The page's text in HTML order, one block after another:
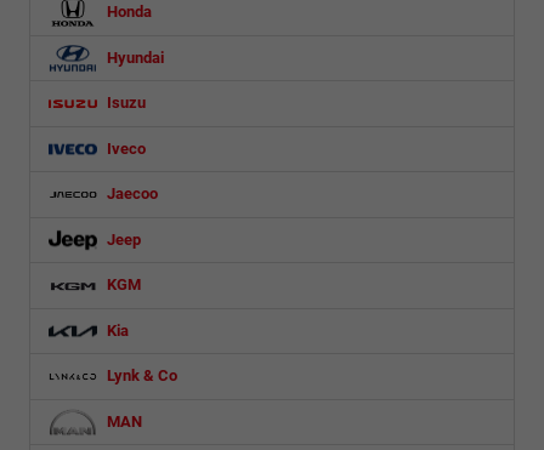
Honda
Hyundai
Isuzu
Iveco
Jaecoo
Jeep
KGM
Kia
Lynk & Co
MAN